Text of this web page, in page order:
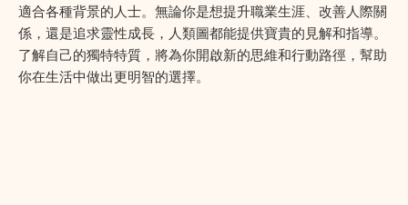
適合各種背景的人士。無論你是想提升職業生涯、改善人際關
係，還是追求靈性成長，人類圖都能提供寶貴的見解和指導。
了解自己的獨特特質，將為你開啟新的思維和行動路徑，幫助
你在生活中做出更明智的選擇。